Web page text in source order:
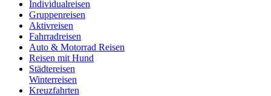
Individualreisen
Gruppenreisen
Aktivreisen
Fahrradreisen
Auto & Motorrad Reisen
Reisen mit Hund
Städtereisen
Winterreisen
Kreuzfahrten